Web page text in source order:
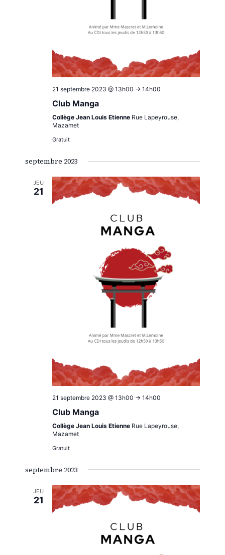
21 septembre 2023 @ 13h00 -> 14h00
Club Manga
Collège Jean Louis Etienne Rue Lapeyrouse,
Mazamet
Gratuit
septembre 2023
JEU
21
21 septembre 2023 @ 13h00 -> 14h00
Club Manga
Collège Jean Louis Etienne Rue Lapeyrouse,
Mazamet
Gratuit
septembre 2023
JEU
21